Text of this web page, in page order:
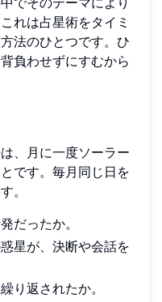
れは占星術をタイミ
法のひとつです。ひ
負わせずにすむから
、月に一度ソーラー
です。毎月同じ日を
。
だったか。
星が、決断や会話を
り返されたか。